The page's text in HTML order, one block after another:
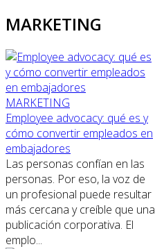
MARKETING
MARKETING
Employee advocacy: qué es y
cómo convertir empleados en
embajadores
Las personas confían en las
personas. Por eso, la voz de
un profesional puede resultar
más cercana y creíble que una
publicación corporativa. El
emplo...